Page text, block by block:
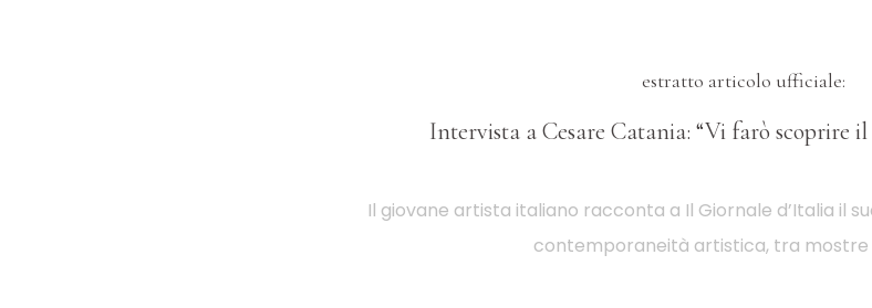
estratto articolo ufficiale:
Intervista a Cesare Catania: “Vi farò scoprire
Il giovane artista italiano racconta a Il Giornale d’Italia il
contemporaneità artistica, tra mostre